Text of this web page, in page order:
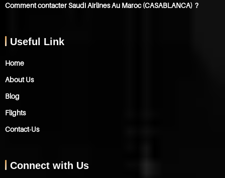
Comment contacter Saudi Airlines Au Maroc (CASABLANCA) ?
Useful Link
Home
About Us
Blog
Flights
Contact-Us
Connect with Us